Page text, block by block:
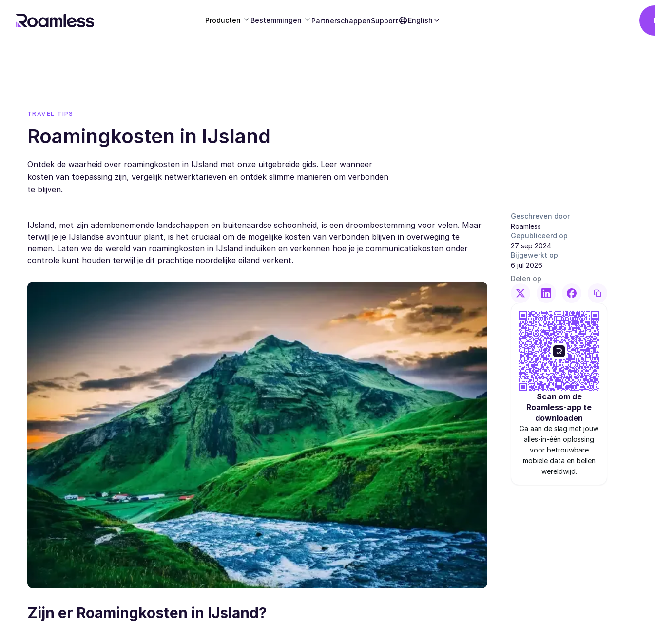
Producten Bestemmingen PartnerschappenSupport English
TRAVEL TIPS
Roamingkosten in IJsland
Ontdek de waarheid over roamingkosten in IJsland met onze uitgebreide gids. Leer wanneer
kosten van toepassing zijn, vergelijk netwerktarieven en ontdek slimme manieren om verbonden
te blijven.
IJsland, met zijn adembenemende landschappen en buitenaardse schoonheid, is een droombestemming voor velen. Maar
terwijl je je IJslandse avontuur plant, is het cruciaal om de mogelijke kosten van verbonden blijven in overweging te
nemen. Laten we de wereld van roamingkosten in IJsland induiken en verkennen hoe je je communicatiekosten onder
controle kunt houden terwijl je dit prachtige noordelijke eiland verkent.
Zijn er Roamingkosten in IJsland?
Geschreven door
Roamless
Gepubliceerd op
27 sep 2024
Bijgewerkt op
6 jul 2026
Delen op
Scan om de
Roamless-app te
downloaden
Ga aan de slag met jouw
alles-in-één oplossing
voor betrouwbare
mobiele data en bellen
wereldwijd.